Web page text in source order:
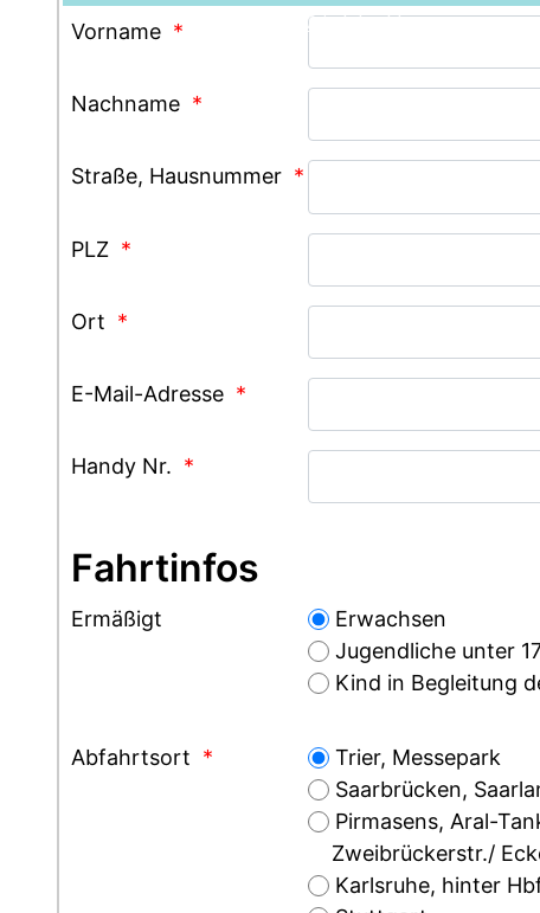
Grindelwald
Vorname *
Nachname *
Straße, Hausnummer *
PLZ *
Ort *
E-Mail-Adresse *
Handy Nr. *
Fahrtinfos
Ermäßigt
Erwachsen
Jugendliche unter
Kind in Begleitung
Abfahrtsort *
Trier, Messepark
Saarbrücken,
Pirmasens, Aral-
Zweibrückerstr./
Karlsruhe, hinter